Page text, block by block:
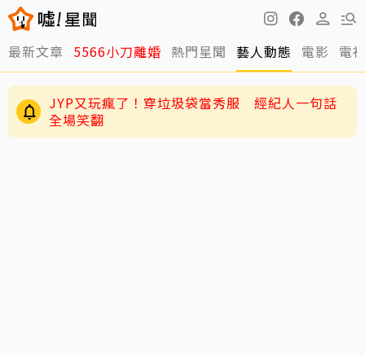
最新文章 5566小刀離婚 熱門星聞 藝人動態 電影 電
周董兒子Romeo變身「小小中醫」！昆凌驚爆8
歲兒會把脈
JYP又玩瘋了！穿垃圾袋當秀服 經紀人一句話
全場笑翻